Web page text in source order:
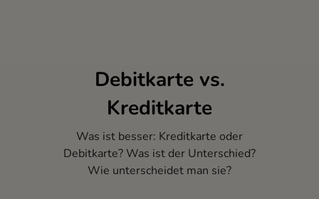
Debitkarte vs.
Kreditkarte
Was ist besser: Kreditkarte oder
Debitkarte? Was ist der Unterschied?
Wie unterscheidet man sie?